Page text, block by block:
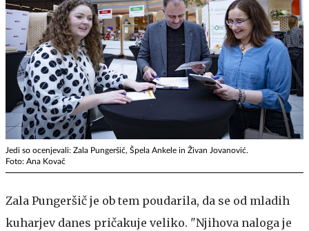
Jedi so ocenjevali: Zala Pungeršič, Špela Ankele in Živan Jovanović.
Foto: Ana Kovač
Zala Pungeršič je ob tem poudarila, da se od mladih
kuharjev danes pričakuje veliko. "Njihova naloga je